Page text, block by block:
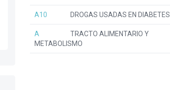
A10 DROGAS USADAS EN DIABETES
A
TRACTO ALIMENTARIO Y
METABOLISMO